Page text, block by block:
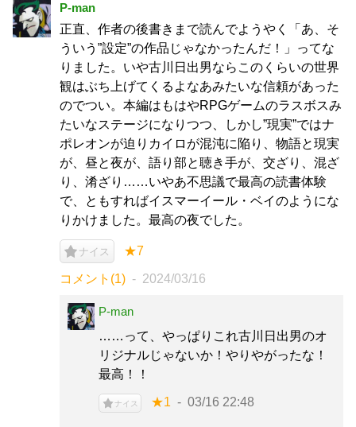
P-man
正直、作者の後書きまで読んでようやく「あ、そ
ういう”設定”の作品じゃなかったんだ！」ってな
りました。いや古川日出男ならこのくらいの世界
観はぶち上げてくるよなあみたいな信頼があった
のでつい。本編はもはやRPGゲームのラスボスみ
たいなステージになりつつ、しかし”現実”ではナ
ポレオンが迫りカイロが混沌に陥り、物語と現実
が、昼と夜が、語り部と聴き手が、交ざり、混ざ
り、淆ざり……いやあ不思議で最高の読書体験
で、ともすればイスマーイール・ベイのようにな
りかけました。最高の夜でした。
ナイス ★7
コメント(1) 2024/03/16
P-man
……って、やっぱりこれ古川日出男のオ
リジナルじゃないか！やりやがったな！
最高！！
ナイス ★1 03/16 22:48